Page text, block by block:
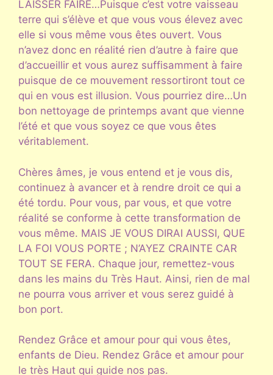
LAISSER FAIRE…Puisque c’est votre vaisseau
terre qui s’élève et que vous vous élevez avec
elle si vous même vous êtes ouvert. Vous
n’avez donc en réalité rien d’autre à faire que
d’accueillir et vous aurez suffisamment à faire
puisque de ce mouvement ressortiront tout ce
qui en vous est illusion. Vous pourriez dire…Un
bon nettoyage de printemps avant que vienne
l’été et que vous soyez ce que vous êtes
véritablement.
Chères âmes, je vous entend et je vous dis,
continuez à avancer et à rendre droit ce qui a
été tordu. Pour vous, par vous, et que votre
réalité se conforme à cette transformation de
vous même. MAIS JE VOUS DIRAI AUSSI, QUE
LA FOI VOUS PORTE ; N’AYEZ CRAINTE CAR
TOUT SE FERA. Chaque jour, remettez-vous
dans les mains du Très Haut. Ainsi, rien de mal
ne pourra vous arriver et vous serez guidé à
bon port.
Rendez Grâce et amour pour qui vous êtes,
enfants de Dieu. Rendez Grâce et amour pour
le très Haut qui guide nos pas.